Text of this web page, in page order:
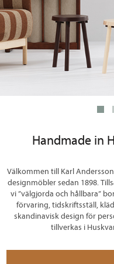
Handmade in
Välkommen till Karl
designmöbler sedan 1898.
vi ”välgjorda och hållbara”
förvaring, tidskriftsställ,
skandinavisk design för
tillverkas i